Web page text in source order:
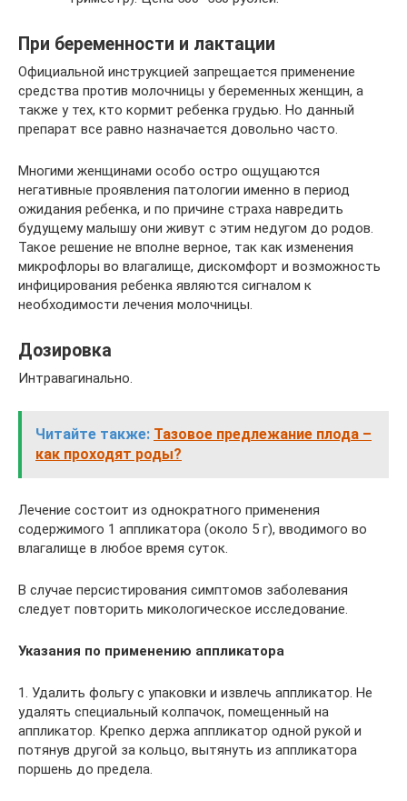
При беременности и лактации
Официальной инструкцией запрещается применение
средства против молочницы у беременных женщин, а
также у тех, кто кормит ребенка грудью. Но данный
препарат все равно назначается довольно часто.
Многими женщинами особо остро ощущаются
негативные проявления патологии именно в период
ожидания ребенка, и по причине страха навредить
будущему малышу они живут с этим недугом до родов.
Такое решение не вполне верное, так как изменения
микрофлоры во влагалище, дискомфорт и возможность
инфицирования ребенка являются сигналом к
необходимости лечения молочницы.
Дозировка
Интравагинально.
Читайте также: Тазовое предлежание плода –
как проходят роды?
Лечение состоит из однократного применения
содержимого 1 аппликатора (около 5 г), вводимого во
влагалище в любое время суток.
В случае персистирования симптомов заболевания
следует повторить микологическое исследование.
Указания по применению аппликатора
1. Удалить фольгу с упаковки и извлечь аппликатор. Не
удалять специальный колпачок, помещенный на
аппликатор. Крепко держа аппликатор одной рукой и
потянув другой за кольцо, вытянуть из аппликатора
поршень до предела.